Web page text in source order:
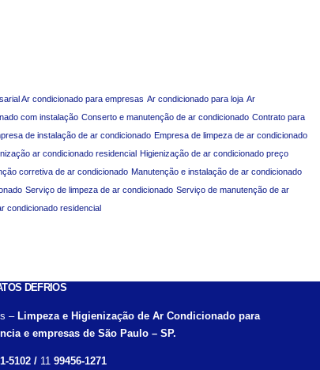
Ar condicionado para empresas Ar condicionado para loja Ar
com instalação Conserto e manutenção de ar condicionado Contrato para
de instalação de ar condicionado Empresa de limpeza de ar condicionado
ar condicionado residencial
Higienização de ar condicionado preço
corretiva de ar condicionado Manutenção e instalação de ar condicionado
Serviço de limpeza de ar condicionado Serviço de manutenção de ar
condicionado residencial
DEFRIOS
– Limpeza e Higienização de Ar Condicionado para
e empresas de São Paulo – SP.
5102 / 1199456-1271